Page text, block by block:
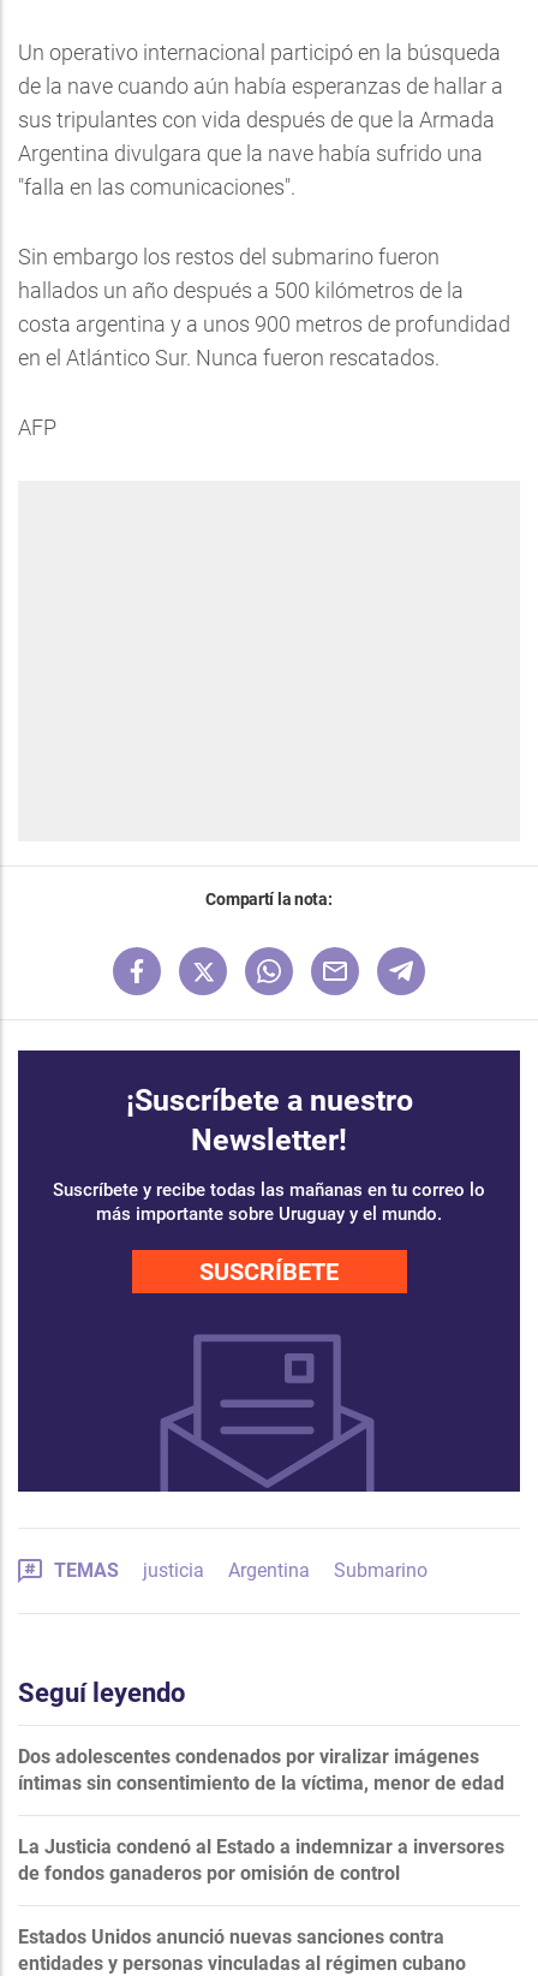
Un operativo internacional participó en la búsqueda
de la nave cuando aún había esperanzas de hallar a
sus tripulantes con vida después de que la Armada
Argentina divulgara que la nave había sufrido una
"falla en las comunicaciones".
Sin embargo los restos del submarino fueron
hallados un año después a 500 kilómetros de la
costa argentina y a unos 900 metros de profundidad
en el Atlántico Sur. Nunca fueron rescatados.
AFP
Compartí la nota:
¡Suscríbete a nuestro
Newsletter!
Suscríbete y recibe todas las mañanas en tu correo lo
más importante sobre Uruguay y el mundo.
SUSCRÍBETE
TEMAS justicia Argentina Submarino
Seguí leyendo
Dos adolescentes condenados por viralizar imágenes
íntimas sin consentimiento de la víctima, menor de edad
La Justicia condenó al Estado a indemnizar a inversores
de fondos ganaderos por omisión de control
Estados Unidos anunció nuevas sanciones contra
entidades y personas vinculadas al régimen cubano